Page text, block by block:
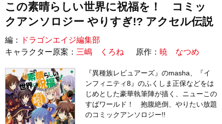
この素晴らしい世界に祝福を！ コミッ
クアンソロジー やりすぎ!? アクセル伝説
編：
ドラゴンエイジ編集部
キャラクター原案： 三嶋 くろね 原作： 暁 なつめ
『異種族レビュアーズ』のmasha、『イ
ンフィニティ8』のふくしま正保などをは
じめとした豪華執筆陣が描く、ニューこの
すばワールド！ 抱腹絶倒、やりたい放題
のコミックアンソロジー!!